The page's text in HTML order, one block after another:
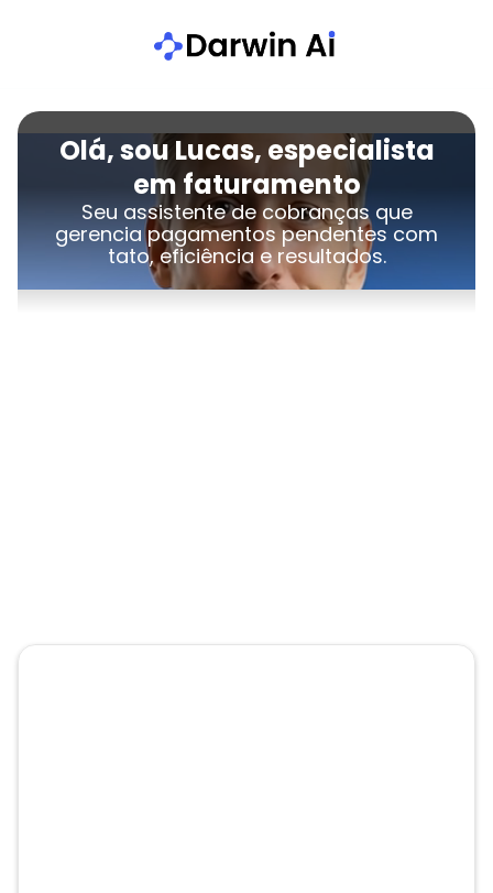
Olá, sou Lucas, especialista
em faturamento
Seu assistente de cobranças que
gerencia pagamentos pendentes com
tato, eficiência e resultados.